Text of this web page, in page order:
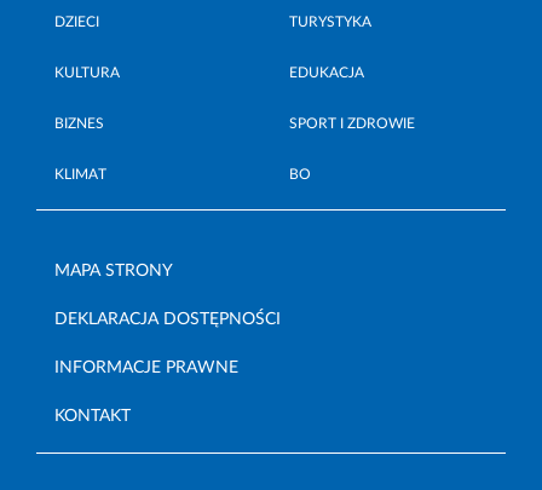
DZIECI TURYSTYKA
KULTURA EDUKACJA
BIZNES SPORT I ZDROWIE
KLIMAT BO
MAPA STRONY
DEKLARACJA DOSTĘPNOŚCI
INFORMACJE PRAWNE
KONTAKT